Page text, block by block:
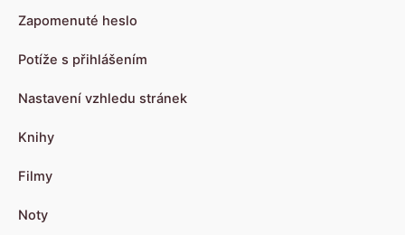
Zapomenuté heslo
Potíže s přihlášením
Nastavení vzhledu stránek
Knihy
Filmy
Noty